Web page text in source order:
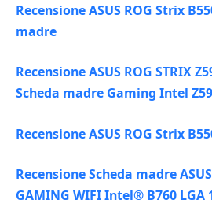
Recensione ASUS ROG Strix
madre
Recensione ASUS ROG STRIX
Scheda madre Gaming Intel
Recensione ASUS ROG Strix
Recensione Scheda madre
GAMING WIFI Intel® B760 LGA